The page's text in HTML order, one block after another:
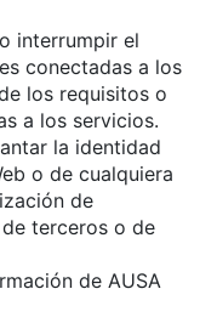
interrumpir el
conectadas a los
los requisitos o
a los servicios.
la identidad
o de cualquiera
de
terceros o de
de AUSA